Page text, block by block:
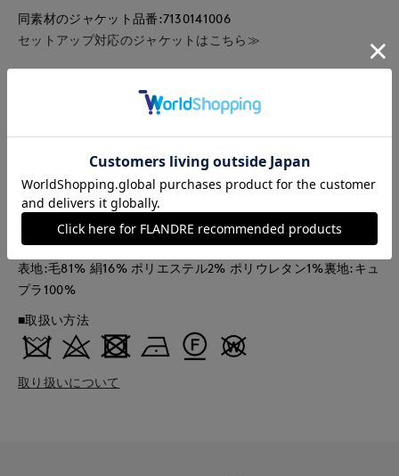
同素材のジャケット品番:7130141006
セットアップ対応のジャケットはこちら≫
同素材の対応のパンツはこちら≫
■原産国
ベトナム
■クオリティ
表地:毛81% 絹16% ポリエステル2% ポリウレタン1%裏地:キュ
プラ100%
■取扱い方法
取り扱いについて